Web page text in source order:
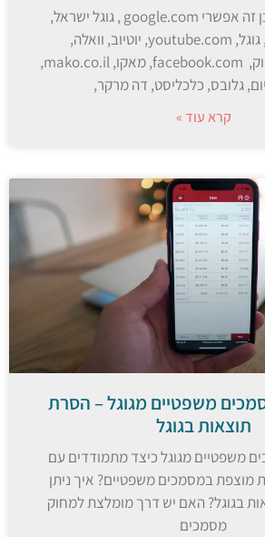
מחיקת תוצאות, כן זה אפשרי google.com , גוגל ישראל,
googe.co.il, גוגל, youtube.com, יוטיוב, וואלה,
walla.co.il, פייסבוק, facebook.com, מאקו, mako.co.il,
גלובס, כלכליסט, דה מרקר,
קרא עוד »
משפטיים מגוגל – הסרת
תוצאות בגוגל
משפטיים מגוגל כיצד מתמודדים עם
מוצפת במסמכים משפטיים? איך ניתן
בגוגל? האם יש דרך מומלצת למחוק
מסמכים